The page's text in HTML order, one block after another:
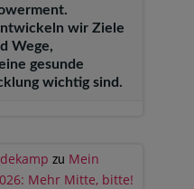
wir Ziele
Wege,
gesunde
wichtig sind.
zu Mein
Mehr Mitte, bitte!